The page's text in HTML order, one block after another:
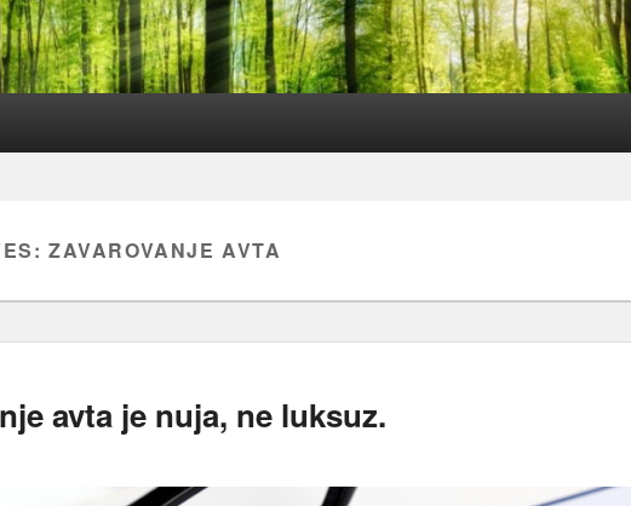
ZAVAROVANJE AVTA
avta je nuja, ne luksuz.